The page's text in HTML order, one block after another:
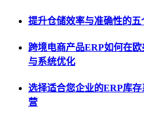
提升仓储效率与准确性的五
跨境电商产品ERP如何在
与系统优化
选择适合您企业的ERP库
营